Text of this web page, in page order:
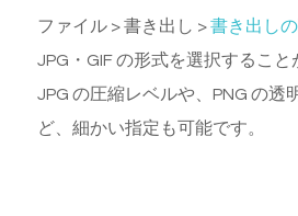
ファイル > 書き出し >書き出し
JPG・GIF の形式を選択すること
JPG の圧縮レベルや、PNG の透
ど、細かい指定も可能です。